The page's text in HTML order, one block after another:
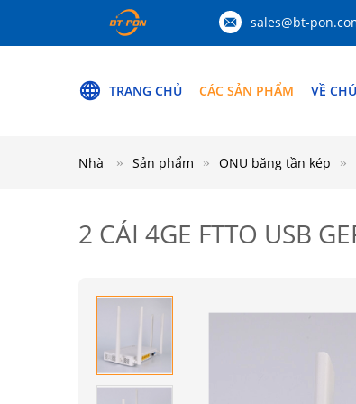
sales@bt-
TRANG CHỦ CÁC SẢN PHẨM VỀ
Nhà Sản phẩm ONU băng tần kép
2 CÁI 4GE FTTO USB